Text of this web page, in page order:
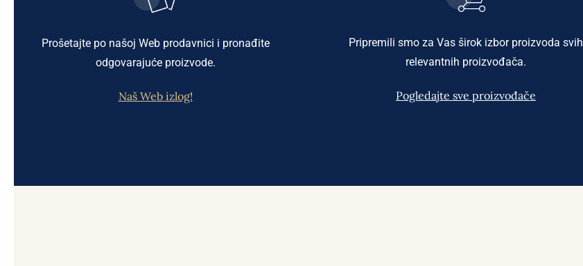
Prošetajte po našoj Web prodavnici i pronađite
odgovarajuće proizvode.
Naš Web izlog!
Pripremili smo za Vas širok izbor proizvoda svih
relevantnih proizvođača.
Pogledajte sve proizvođače